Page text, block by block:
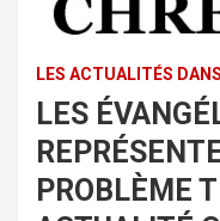
LES ACTUALITÉS
LES
PROBLÈME